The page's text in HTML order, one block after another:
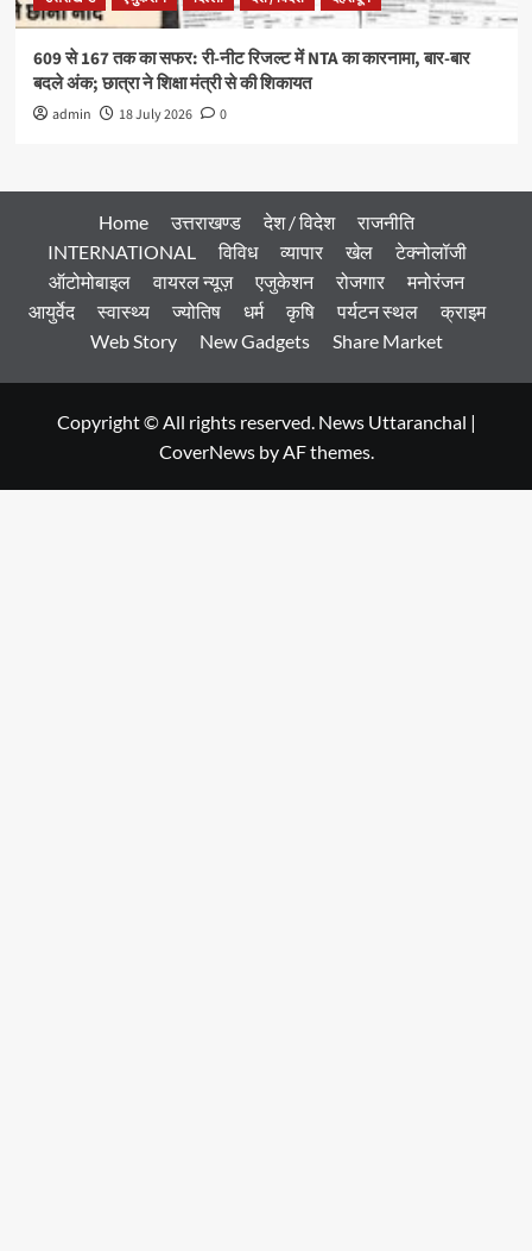
609 से 167 तक का सफर: री-नीट रिजल्ट में NTA का कारनामा, बार-बार
बदले अंक; छात्रा ने शिक्षा मंत्री से की शिकायत
admin 18 July 2026 0
Home उत्तराखण्ड देश / विदेश
राजनीति
INTERNATIONAL
विविध व्यापार खेल
टेक्नोलॉजी
ऑटोमोबाइल
वायरल न्यूज़ एजुकेशन रोजगार
मनोरंजन
आयुर्वेद
स्वास्थ्य ज्योतिष धर्म कृषि पर्यटन स्थल
क्राइम
Web Story
New Gadgets Share Market
Copyright © All rights reserved. News Uttaranchal |
CoverNewsby AF themes.